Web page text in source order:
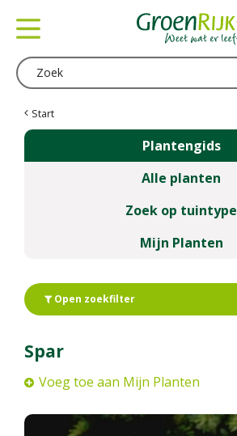
Start
Plantengids
Alle planten
Zoek op tuintype
Mijn Planten
Open zoekfilter
Spar
Voeg toe aan Mijn Planten